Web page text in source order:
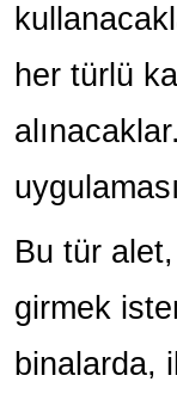
her türlü
Bu tür
girmek
binalarda,